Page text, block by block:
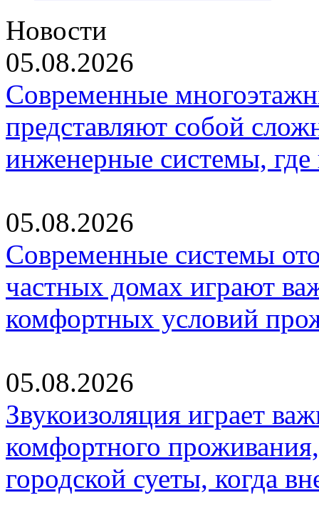
Новости
05.08.2026
Современные
представляют собой
инженерные системы,
05.08.2026
Современные системы
частных домах играют
комфортных условий
05.08.2026
Звукоизоляция играет
комфортного
городской суеты, когда